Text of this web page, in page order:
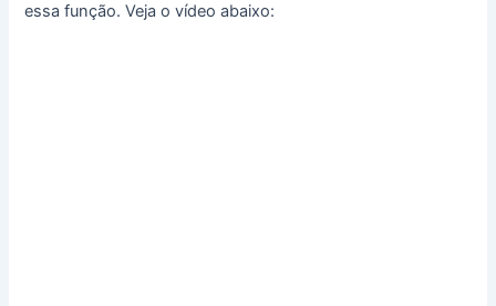
essa função. Veja o vídeo abaixo: